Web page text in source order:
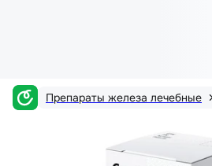
Препараты железа лечебные